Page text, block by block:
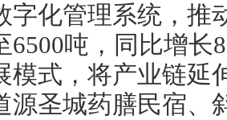
字化管理系统，推
6500吨，同比增长
模式，将产业链延
源圣城药膳民宿、